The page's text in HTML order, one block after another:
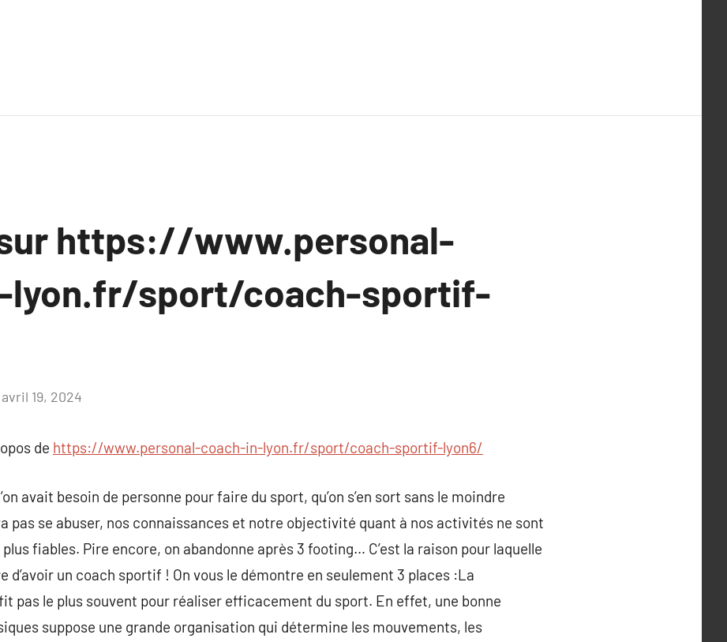
https://www.personal-
lyon.fr/sport/coach-sportif-
avril 19, 2024
de https://www.personal-coach-in-lyon.fr/sport/coach-sportif-lyon6/
avait besoin de personne pour faire du sport, qu’on s’en sort sans le moindre
pas se abuser, nos connaissances et notre objectivité quant à nos activités ne sont
fiables. Pire encore, on abandonne après 3 footing… C’est la raison pour laquelle
d’avoir un coach sportif ! On vous le démontre en seulement 3 places :La
pas le plus souvent pour réaliser efficacement du sport. En effet, une bonne
suppose une grande organisation qui détermine les mouvements, les